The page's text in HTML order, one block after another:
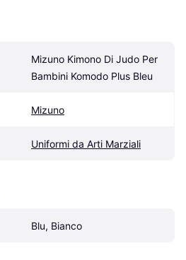
Mizuno Kimono Di Judo Per
Bambini Komodo Plus Bleu
Mizuno
Uniformi da Arti Marziali
Blu, Bianco